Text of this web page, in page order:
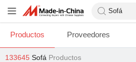
Productos Proveedores
133645 Sofá Productos